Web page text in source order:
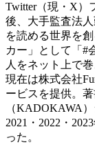
Twitter（現・X）
後、大手監査法
を読める世界を
カー」として「#
人をネット上で
現在は株式会社
ービスを提供。
（KADOKAWA
2021・2022・
った。